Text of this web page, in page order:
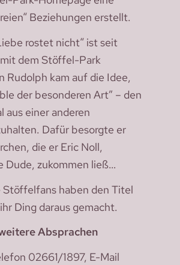
Beziehungen erstellt.
rostet nicht“ ist seit
dem Stöffel-Park
Rudolph kam auf die Idee,
der besonderen Art” – den
einer anderen
Dafür besorgte er
die er Eric Noll,
Dude, zukommen ließ…
Stöffelfans haben den Titel
Ding daraus gemacht.
Absprachen
02661/1897, E-Mail